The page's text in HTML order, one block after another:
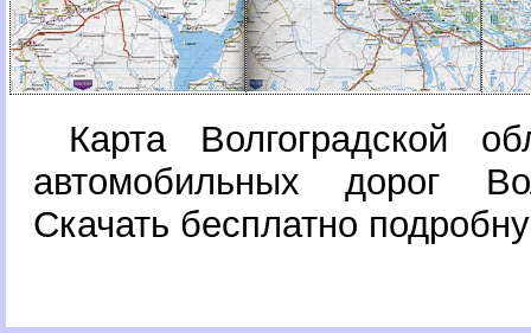
Карта Волгоградской
автомобильных дорог
Скачать бесплатно